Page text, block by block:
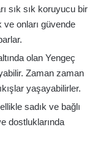
sık sık koruyucu bir
onları güvende
olan Yengeç
Zaman zaman
yaşayabilirler.
sadık ve bağlı
dostluklarında